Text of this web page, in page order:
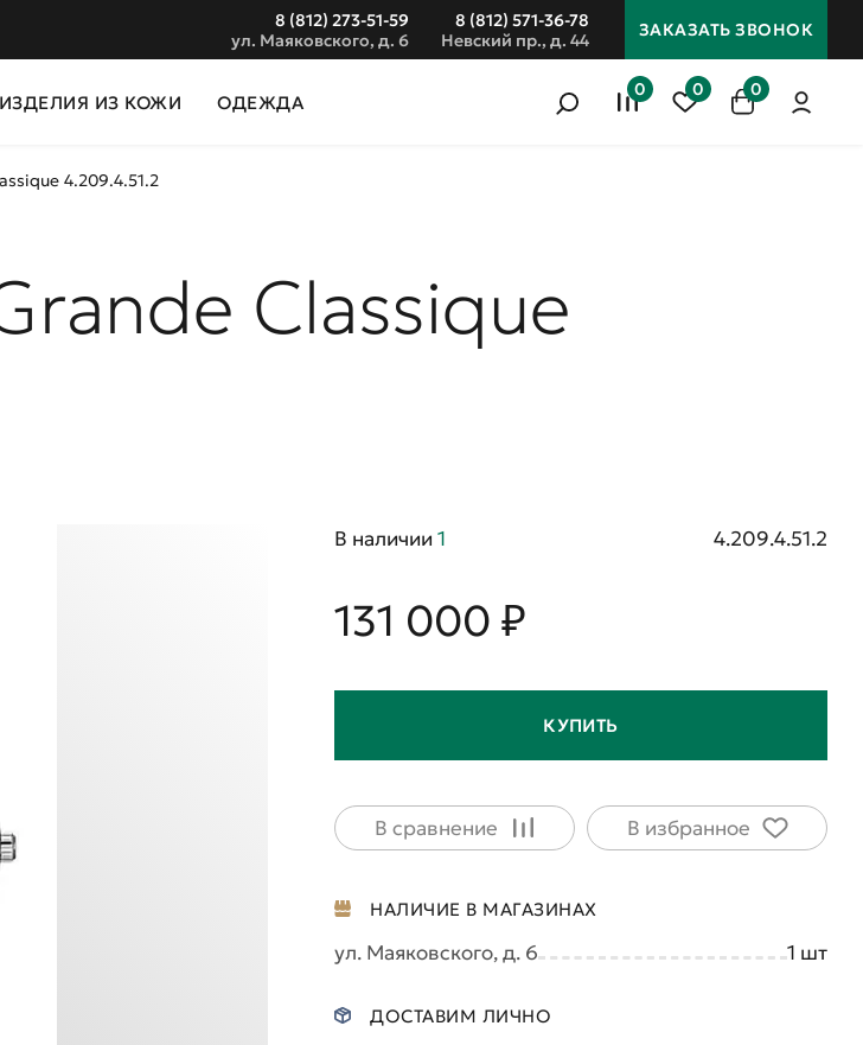
8 (812) 273-51-59
ул. Маяковского, д. 6
8 (812) 571-36-78
Невский пр., д. 44
ЗАКАЗАТЬ ЗВОНОК
ИЗДЕЛИЯ ИЗ КОЖИ ОДЕЖДА
0 0 0
4.209.4.51.2
Classique
В наличии 1 4.209.4.51.2
131 000 ₽
КУПИТЬ
В сравнение В избранное
НАЛИЧИЕ В МАГАЗИНАХ
ул. Маяковского, д. 6 1 шт
ДОСТАВИМ ЛИЧНО